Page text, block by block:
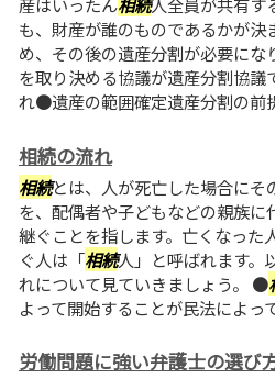
も、財産が誰のものであるかが決
め、その後の遺産分割が必要にな
を取り決める協議が遺産分割協
れ●遺産の範囲確定遺産分割の前
相続の流れ
相続とは、人が死亡した場合にそ
を、配偶者や子どもなどの親族
継ぐことを指します。亡くなった
ぐ人は「相続人」と呼ばれます。
れについて見ていきましょう。 ●
よって開始することが民法によっ
労働問題に強い弁護士の選び